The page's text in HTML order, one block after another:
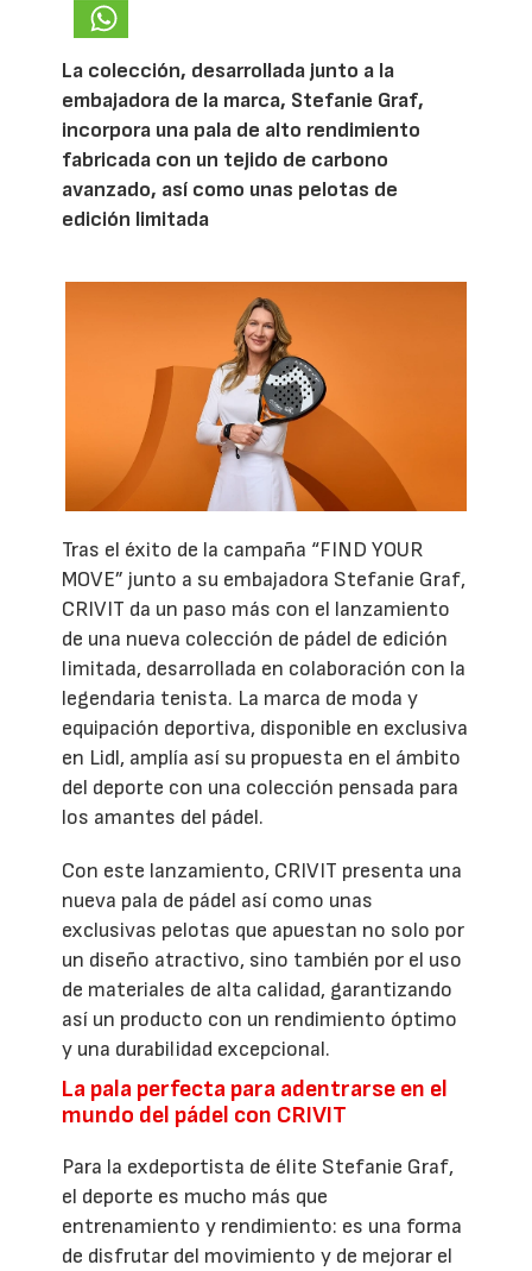
La colección, desarrollada junto a la
embajadora de la marca, Stefanie Graf,
incorpora una pala de alto rendimiento
fabricada con un tejido de carbono
avanzado, así como unas pelotas de
edición limitada
Tras el éxito de la campaña “FIND YOUR
MOVE” junto a su embajadora Stefanie Graf,
CRIVIT da un paso más con el lanzamiento
de una nueva colección de pádel de edición
limitada, desarrollada en colaboración con la
legendaria tenista. La marca de moda y
equipación deportiva, disponible en exclusiva
en Lidl, amplía así su propuesta en el ámbito
del deporte con una colección pensada para
los amantes del pádel.
Con este lanzamiento, CRIVIT presenta una
nueva pala de pádel así como unas
exclusivas pelotas que apuestan no solo por
un diseño atractivo, sino también por el uso
de materiales de alta calidad, garantizando
así un producto con un rendimiento óptimo
y una durabilidad excepcional.
La pala perfecta para adentrarse en el
mundo del pádel con CRIVIT
Para la exdeportista de élite Stefanie Graf,
el deporte es mucho más que
entrenamiento y rendimiento: es una forma
de disfrutar del movimiento y de mejorar el